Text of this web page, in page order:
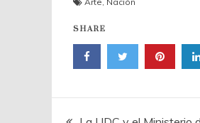
SHARE
Navegación